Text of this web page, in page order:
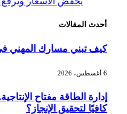
الأول من 2026
النفط
حرب أمريكا
أحدث المقالات
كيف تبني مسارك المهني
6 أغسطس، 2026
إدارة الطاقة مفتاح
كافيًا لتحقيق الإنجاز؟